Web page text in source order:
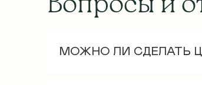
МОЖНО ЛИ СДЕЛАТЬ